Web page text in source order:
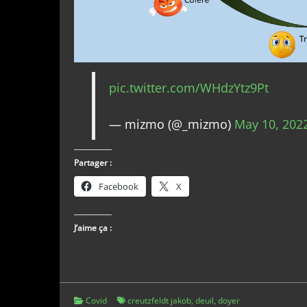
pic.twitter.com/WHdzYtz9Pt
— mizmo (@_mizmo) May 10,
Partager :
Facebook X
J’aime ça :
Covid creutzfeldt jakob, deuil, doyer